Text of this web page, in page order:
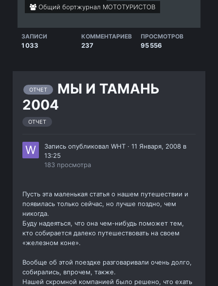
Общий бортжурнал МОТОТУРИСТОВ
ЗАПИСИ
1 033
КОММЕНТАРИЕВ
237
ПРОСМОТРОВ
95 556
ОТЧЕТ
МЫ И ТАМАНЬ
2004
ОТЧЕТ
Запись опубликовалWHT ·11 Января, 2008 в
13:25
183 просмотра
Пусть эта маленькая статья о нашем путешествии и
появилась только сейчас, но лучше поздно, чем
никогда.
Буду надеяться, что она чем-нибудь поможет тем,
кто собирается далеко путешествовать на своем
«железном коне».
Вообще об этой поездке разговаривали очень долго,
собирались, впрочем, также.
Нашей скромной компанией было решено, что ехать